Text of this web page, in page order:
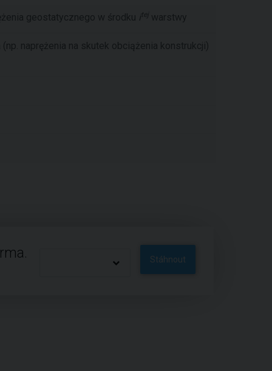
geostatycznego w środku itej warstwy
naprężenia na skutek obciążenia konstrukcji)
Stáhnout